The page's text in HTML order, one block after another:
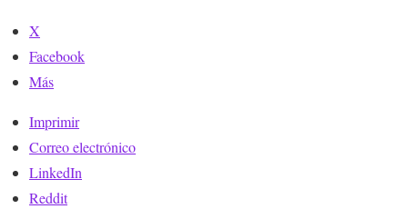
X
Facebook
Más
Imprimir
Correo electrónico
LinkedIn
Reddit